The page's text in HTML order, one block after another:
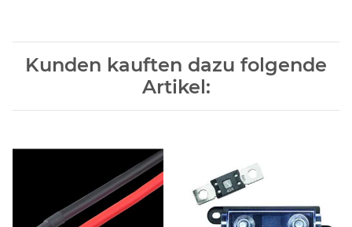
Kunden kauften dazu folgende
Artikel: